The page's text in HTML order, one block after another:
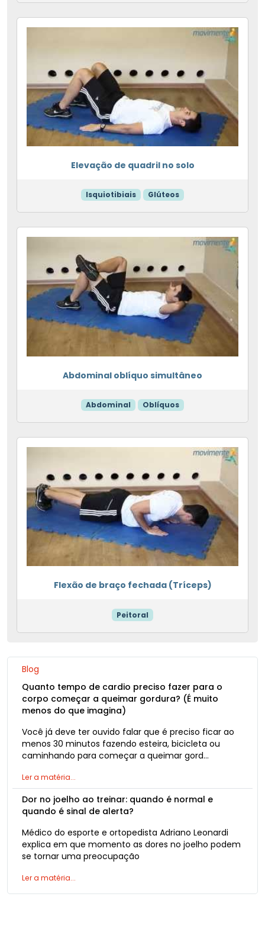
Elevação de quadril no solo
Isquiotibiais Glúteos
Abdominal oblíquo simultâneo
Abdominal Oblíquos
Flexão de braço fechada (Tríceps)
Peitoral
Blog
Quanto tempo de cardio preciso fazer para o
corpo começar a queimar gordura? (É muito
menos do que imagina)
Você já deve ter ouvido falar que é preciso ficar ao
menos 30 minutos fazendo esteira, bicicleta ou
caminhando para começar a queimar gord…
Ler a matéria...
Dor no joelho ao treinar: quando é normal e
quando é sinal de alerta?
Médico do esporte e ortopedista Adriano Leonardi
explica em que momento as dores no joelho podem
se tornar uma preocupação
Ler a matéria...